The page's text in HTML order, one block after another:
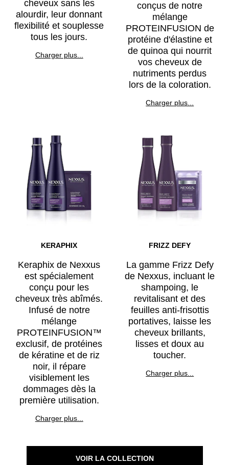
cheveux sans les
alourdir, leur donnant
flexibilité et souplesse
tous les jours.
Discover more about THERAPPE & HUMECTRESS
Charger plus...
conçus de notre
mélange
PROTEINFUSION de
protéine d'élastine et
de quinoa qui nourrit
vos cheveux de
nutriments perdus
lors de la coloration.
Discover more about
Charger plus...
KERAPHIX
Keraphix de Nexxus
est spécialement
conçu pour les
cheveux très abîmés.
Infusé de notre
mélange
PROTEINFUSION™
exclusif, de protéines
de kératine et de riz
noir, il répare
visiblement les
dommages dès la
première utilisation.
Discover more about KERAPHIX
Charger plus...
FRIZZ DEFY
La gamme Frizz Defy
de Nexxus, incluant le
shampoing, le
revitalisant et des
feuilles anti-frisottis
portatives, laisse les
cheveux brillants,
lisses et doux au
toucher.
Discover more about
Charger plus...
VOIR LA COLLECTION